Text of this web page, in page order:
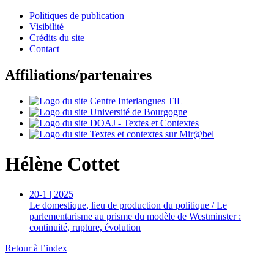
Politiques de publication
Visibilité
Crédits du site
Contact
Affiliations/partenaires
Hélène Cottet
20-1 | 2025
Le domestique, lieu de production du politique / Le
parlementarisme au prisme du modèle de Westminster :
continuité, rupture, évolution
Retour à l’index